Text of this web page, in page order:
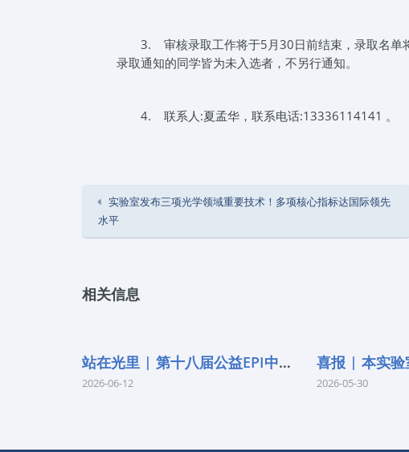
3.
审核录取工作将于5月30日前结束，录取名
录取通知的同学皆为未入选者，不另行通知。
4. 联系人:夏孟华，联系电话:13336114141 。
实验室发布三项光学领域重要技术！多项核心指标达国际领先
水平
相关信息
站在光里 | 第十八届公益EPI中学生光
2026-06-12 2026-05-30